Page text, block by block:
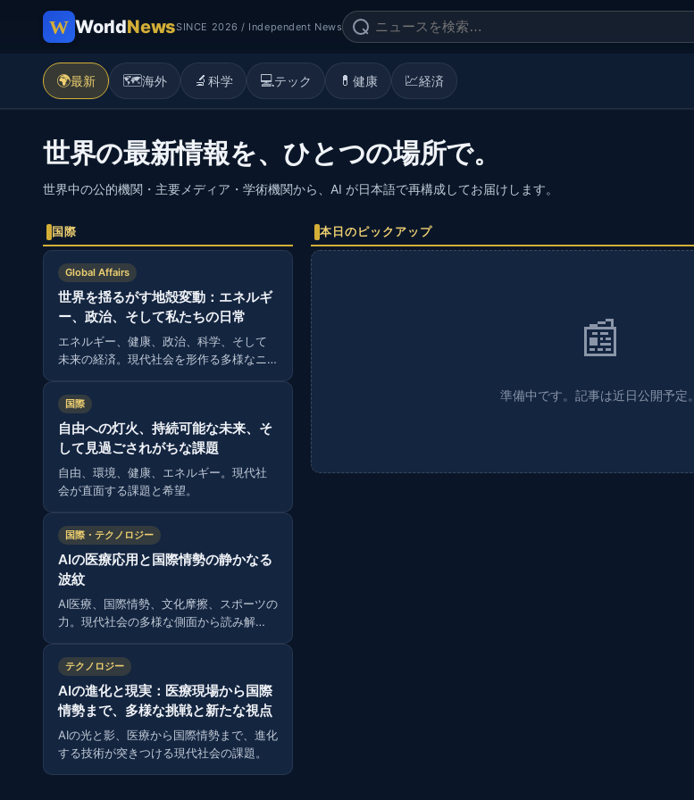
WorldNewsSINCE 2026 / Independent News
🌍最新 🗺️海外 🔬 科学 💻テック 💊 健康 💹経済
世界の最新情報を、ひとつの場所で。
世界中の公的機関・主要メディア・学術機関から、AI が日本語で再構成してお届けします。
国際
Global Affairs
世界を揺るがす地殻変動：エネルギ
ー、政治、そして私たちの日常
エネルギー、健康、政治、科学、そして
未来の経済。現代社会を形作る多様なニ
点。
国際
自由への灯火、持続可能な未来、そ
して見過ごされがちな課題
自由、環境、健康、エネルギー。現代社
会が直面する課題と希望。
国際・テクノロジー
AIの医療応用と国際情勢の静かなる
波紋
AI医療、国際情勢、文化摩擦、スポーツの
力。現代社会の多様な側面から読み解
テクノロジー
AIの進化と現実：医療現場から国際
情勢まで、多様な挑戦と新たな視点
AIの光と影、医療から国際情勢まで、進化
する技術が突きつける現代社会の課題。
本日のピックアップ
📰
準備中です。記事は近日公開予定。